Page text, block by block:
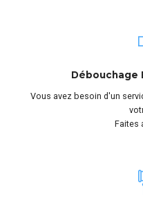
Débouchage
Vous avez besoin d'un
Faites